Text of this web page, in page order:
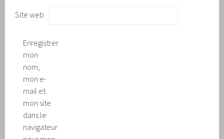
Site web
Enregistrer
mon
nom,
mon e-
mail et
mon site
dans le
navigateur